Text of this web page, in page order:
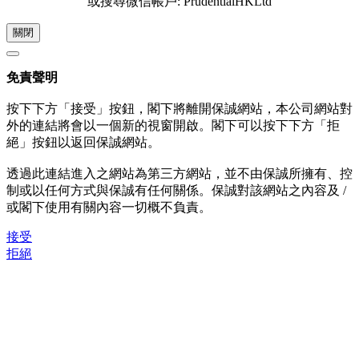
關閉
免責聲明
按下下方「接受」按鈕，閣下將離開保誠網站，本公司網站對
外的連結將會以一個新的視窗開啟。閣下可以按下下方「拒
絕」按鈕以返回保誠網站。
透過此連結進入之網站為第三方網站，並不由保誠所擁有、控
制或以任何方式與保誠有任何關係。保誠對該網站之內容及 /
或閣下使用有關內容一切概不負責。
接受
拒絕